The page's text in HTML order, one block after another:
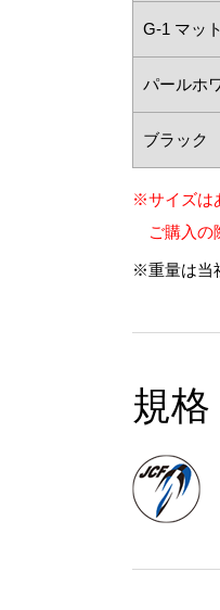
G-1 マッ
パールホ
ブラック
※サイズは
ご購入の
※重量は当
規格